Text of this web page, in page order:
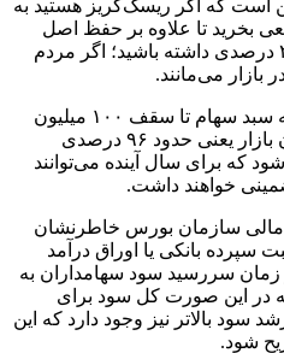
است که اگر ریسک‌گریز هستید به
بخرید تا علاوه بر حفظ اصل
سرمایه، سود تضمینی حداقل ۲۰ درصدی داشته باشید؛ اگر مردم
بازار می‌مانند.
ابراهیمی سروعلیا ادامه داد: بیمه سبد سهام تا سقف ۱۰۰ میلیون
تومان حجم بزرگی از سهامداران بازار یعنی حدود ۹۶ درصدی
که برای سال آینده می‌توانند
مالی سازمان بورس خاطرنشان
سپرده بانکی یا اوراق درآمد
زمان سررسید سود سهامداران به
درصد باشد که در این صورت کل سود برای
بالاتر نیز وجود دارد که این
شود.